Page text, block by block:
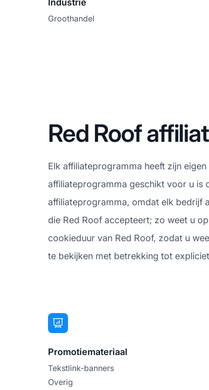
Groothandel
Red Roof
Elk affiliateprogramma heeft zijn
affiliateprogramma geschikt voor u is
affiliateprogramma, omdat elk bedrijf
die Red Roof accepteert; zo weet u
cookieduur van Red Roof, zodat u
te bekijken met betrekking tot
Promotiemateriaal
Tekstlink-banners
Overig